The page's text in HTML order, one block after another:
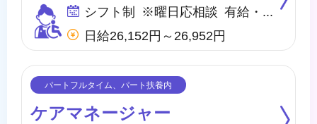
日給26,152円～26,952円
ケアマネージャー